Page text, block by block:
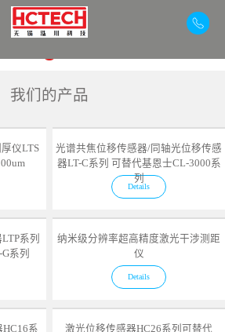
我们的产品
仪LTS
光谱共焦位移传感器/同轴光位移传感
器LT-C系列 可替代基恩士CL-3000系
列
Details
系列
系列
纳米级分辨率超高精度激光干涉测距
仪
Details
系
激光位移传感器HC26系列可替代